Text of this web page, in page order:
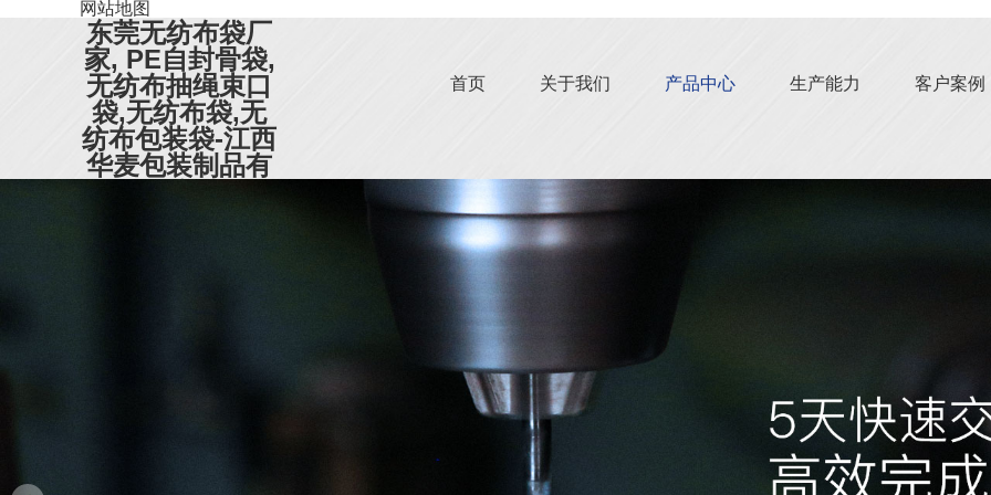
网站地图
东莞无纺布袋厂
家, PE自封骨袋,
无纺布抽绳束口
袋,无纺布袋,无
纺布包装袋-江西
华麦包装制品有
首页 关于我们 产品中心 生产能力 客户案例